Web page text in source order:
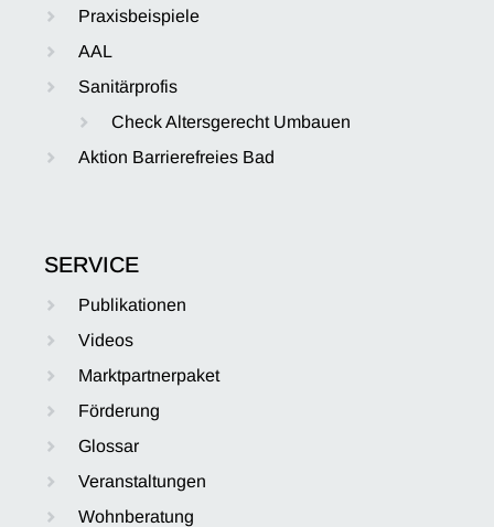
Praxisbeispiele
AAL
Sanitärprofis
Check Altersgerecht Umbauen
Aktion Barrierefreies Bad
SERVICE
Publikationen
Videos
Marktpartnerpaket
Förderung
Glossar
Veranstaltungen
Wohnberatung